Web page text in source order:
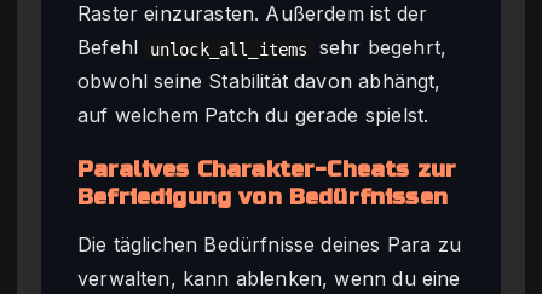
Raster einzurasten. Außerdem ist der
Befehl
unlock_all_items
sehr begehrt,
obwohl seine Stabilität davon abhängt,
auf welchem Patch du gerade spielst.
Paralives Charakter-Cheats zur
Befriedigung von Bedürfnissen
Die täglichen Bedürfnisse deines Para zu
verwalten, kann ablenken, wenn du eine